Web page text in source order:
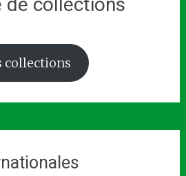
collections